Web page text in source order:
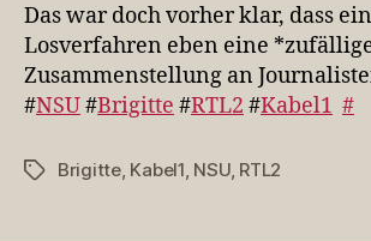
Das war doch vorher klar, dass ein
Losverfahren eben eine
Zusammenstellung an
#NSU#Brigitte #RTL2 #Kabel1 #
Schlagwörter
Brigitte, Kabel1 NSU, RTL2